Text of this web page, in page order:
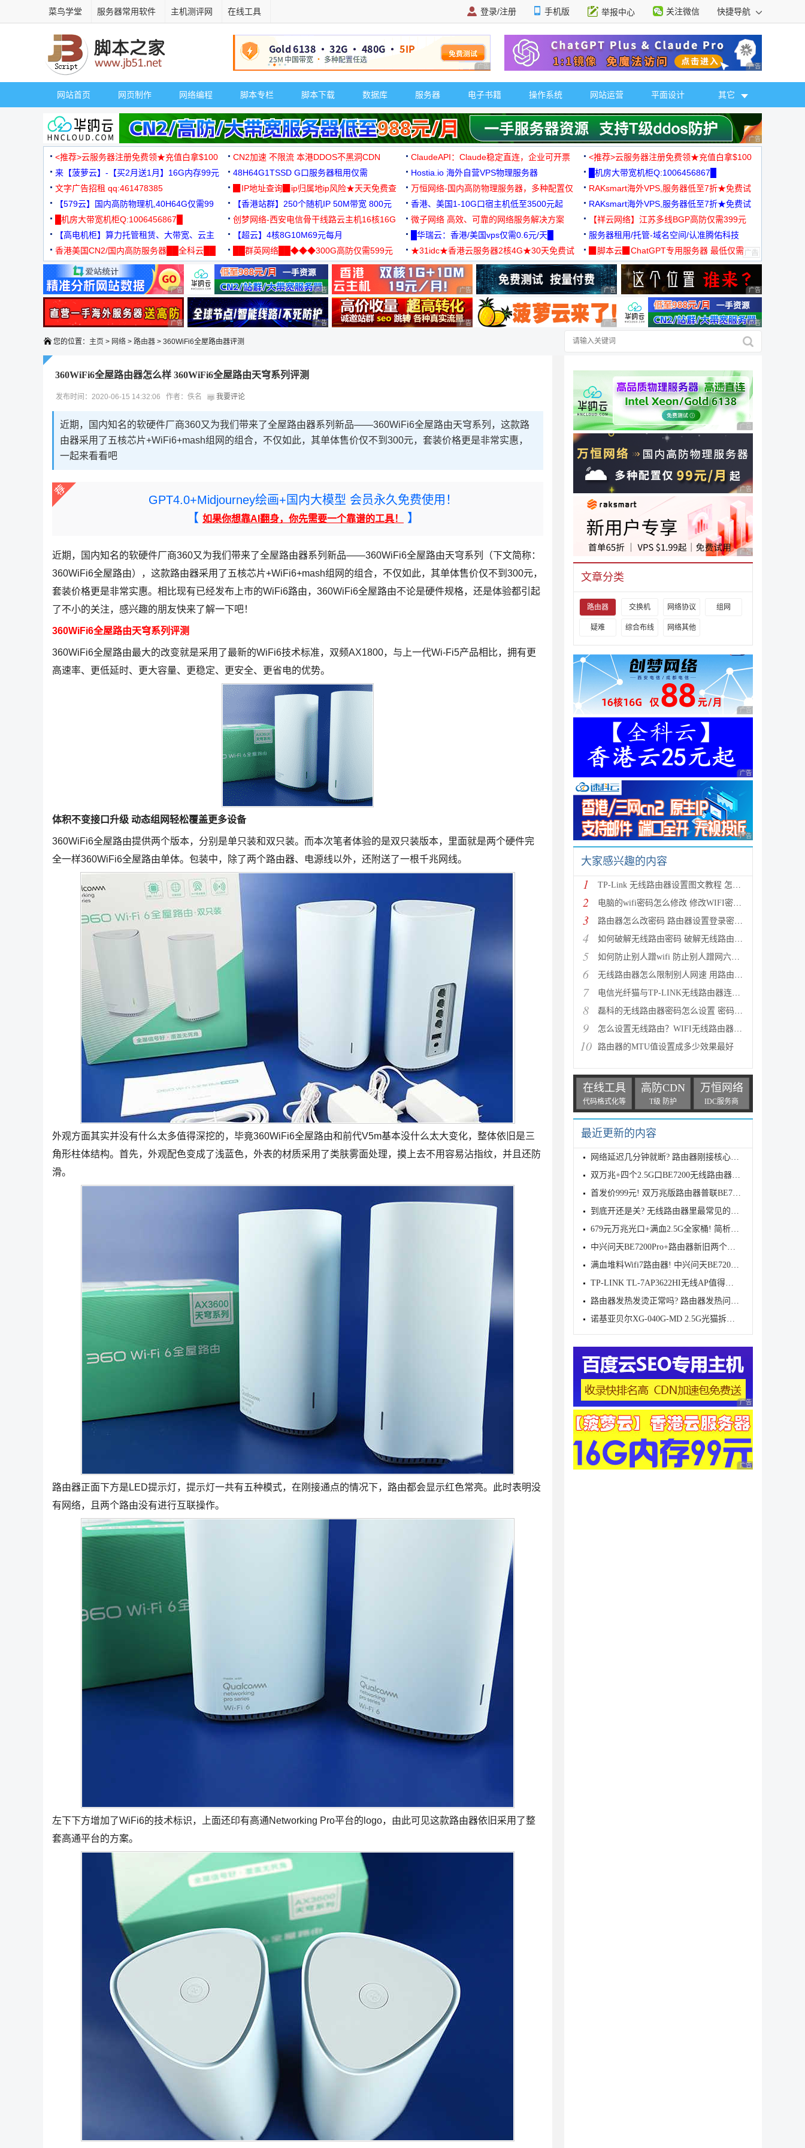
菜鸟学堂 服务器常用软件 主机测评网 在线工具 登录/注册 手机版 举报中心 关注微信 快捷导航
广告 商业广告，理性选择 广告 商业广告，理
网站首页 网页制作 网络编程 脚本专栏 脚本下载 数据库 服务器 电子书籍 操作系统 网站运营 平面设计 其它
广告 商业广告，理
<推荐>云服务器注册免费领★充值白拿$100 CN2加速 不限流 本港DDOS不黑洞CDN ClaudeAPI：Claude稳定直连，企业可开票
<推荐>云服务器注册免费领★充值白拿$100
来【菠萝云】-【买2月送1月】16G内存99元
48H64G1TSSD G口服务器租用仅需
3000+可免费测试
Hostia.io 海外自营VPS物理服务器
█机房大带宽机柜Q:1006456867█
文字广告招租 qq:461478385
▉IP地址查询▉ip归属地ip风险★天天免费查
万恒网络-国内高防物理服务器，多种配置仅
99元/月起
RAKsmart海外VPS,服务器低至7折★免费试
用★
【579云】国内高防物理机,40H64G仅需99
元
【香港站群】250个随机IP 50M带宽 800元 香港、美国1-10G口宿主机低至3500元起
RAKsmart海外VPS,服务器低至7折★免费试
用★
█机房大带宽机柜Q:1006456867█
创梦网络-西安电信骨干线路云主机16核16G
88元/月
微子网络 高效、可靠的网络服务解决方案
【祥云网络】江苏多线BGP高防仅需399元
【高电机柜】算力托管租赁、大带宽、云主
机
【超云】4核8G10M69元每月 █华瑞云：香港/美国vps仅需0.6元/天█
服务器租用/托管-域名空间/认准腾佑科技
香港美国CN2/国内高防服务器██全科云██
██群英网络██◆◆◆300G高防仅需599元
◆◆◆
★31idc★香港云服务器2核4G★30天免费试
用◆
▉脚本云▉ChatGPT专用服务器 最低仅需
19元/月
广告 商业广告，理性选择 广告 商业广告，理性选择 广告 商业广告，理性选择 广告 商业广告，理性选择 广告 商业广告，理
广告 商业广告，理性选择 广告 商业广告，理性选择 广告 商业广告，理性选择 广告 商业广告，理性选择 广告 商业广告，理
您的位置： 主页 > 网络 > 路由器 > 360WiFi6全屋路由器评测
360WiFi6全屋路由器怎么样 360WiFi6全屋路由天穹系列评测
发布时间：2020-06-15 14:32:06 作者：佚名 我要评论
近期，国内知名的软硬件厂商360又为我们带来了全屋路由器系列新品——360WiFi6全屋路由天穹系列，这款路
由器采用了五核芯片+WiFi6+mash组网的组合，不仅如此，其单体售价仅不到300元，套装价格更是非常实惠，
一起来看看吧
GPT4.0+Midjourney绘画+国内大模型 会员永久免费使用！
【 如果你想靠AI翻身，你先需要一个靠谱的工具！ 】
近期，国内知名的软硬件厂商360又为我们带来了全屋路由器系列新品——360WiFi6全屋路由天穹系列（下文简称：
360WiFi6全屋路由），这款路由器采用了五核芯片+WiFi6+mash组网的组合，不仅如此，其单体售价仅不到300元，
套装价格更是非常实惠。相比现有已经发布上市的WiFi6路由，360WiFi6全屋路由不论是硬件规格，还是体验都引起
了不小的关注，感兴趣的朋友快来了解一下吧！
360WiFi6全屋路由天穹系列评测
360WiFi6全屋路由最大的改变就是采用了最新的WiFi6技术标准，双频AX1800，与上一代Wi-Fi5产品相比，拥有更
高速率、更低延时、更大容量、更稳定、更安全、更省电的优势。
体积不变接口升级 动态组网轻松覆盖更多设备
360WiFi6全屋路由提供两个版本，分别是单只装和双只装。而本次笔者体验的是双只装版本，里面就是两个硬件完
全一样360WiFi6全屋路由单体。包装中，除了两个路由器、电源线以外，还附送了一根千兆网线。
外观方面其实并没有什么太多值得深挖的，毕竟360WiFi6全屋路由和前代V5m基本没什么太大变化，整体依旧是三
角形柱体结构。首先，外观配色变成了浅蓝色，外表的材质采用了类肤雾面处理，摸上去不用容易沾指纹，并且还防
滑。
路由器正面下方是LED提示灯，提示灯一共有五种模式，在刚接通点的情况下，路由都会显示红色常亮。此时表明没
有网络，且两个路由没有进行互联操作。
左下下方增加了WiFi6的技术标识，上面还印有高通Networking Pro平台的logo，由此可见这款路由器依旧采用了整
套高通平台的方案。
广告 商业广告，理性
广告 商业广告，理性
广告 商业广告，理性
文章分类
路由器 交换机 网络协议 组网
疑难 综合布线 网络其他
广告 商业广告，理性
广告 商业广告，理性
广告 商业广告，理性
大家感兴趣的内容
1 TP-Link 无线路由器设置图文教程 怎么设置TP-Link无线
2 电脑的wifi密码怎么修改 修改WIFI密码的方法
3 路由器怎么改密码 路由器设置登录密码及修改无线密码
4 如何破解无线路由密码 破解无线路由密码蹭网的详细图
5 如何防止别人蹭wifi 防止别人蹭网六种方法介绍
6 无线路由器怎么限制别人网速 用路由器控制别人网速图
7 电信光纤猫与TP-LINK无线路由器连接设置向导图文详细
8 磊科的无线路由器密码怎么设置 密码设置方法图文介绍
9 怎么设置无线路由？WIFI无线路由器入门设置教程
10 路由器的MTU值设置成多少效果最好
在线工具
代码格式化等
高防CDN
T级 防护
万恒网络
IDC服务商
最近更新的内容
网络延迟几分钟就断? 路由器刚接核心交换机正常几分钟
双万兆+四个2.5G口BE7200无线路由器! 普联TPLINK 7DR7
首发价999元! 双万兆版路由器普联BE7200发布
到底开还是关? 无线路由器里最常见的五个性能增强开关
679元万兆光口+满血2.5G全家桶! 简析中兴BE7200 MAX路
中兴问天BE7200Pro+路由器新旧两个版本有什么区别? 两
满血堆料Wifi7路由器! 中兴问天BE7200MAX拆机评测
TP-LINK TL-7AP3622HI无线AP值得购买吗? TL-7AP3622HI
路由器发热发烫正常吗? 路由器发热问题的原因分析和解
诺基亚贝尔XG-040G-MD 2.5G光猫拆解测评
广告 商业广告，理性
广告 商业广告，理性